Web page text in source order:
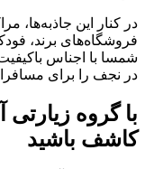
در کنار این جاذبه‌ها،
فروشگاه‌های برند،
شمسا با اجناس
در نجف را برای
با گروه زیارتی
کاشف باشید